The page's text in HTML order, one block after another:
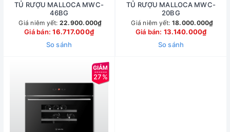
TỦ RƯỢU MALLOCA MWC-
46BG
Giá niêm yết: 22.900.000₫
Giá bán:16.717.000₫
So sánh
TỦ RƯỢU MALLOCA MWC-
20BG
Giá niêm yết: 18.000.000₫
Giá bán: 13.140.000₫
So sánh
27%